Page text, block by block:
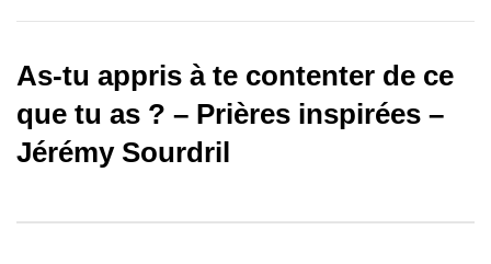
30:32
As-tu appris à te contenter de ce
que tu as ? – Prières inspirées –
Jérémy Sourdril